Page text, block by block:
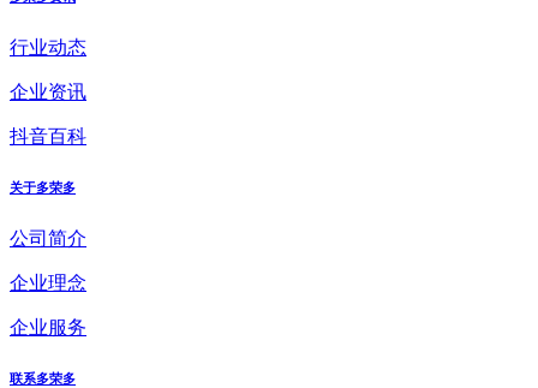
行业动态
企业资讯
抖音百科
关于多荣多
公司简介
企业理念
企业服务
联系多荣多